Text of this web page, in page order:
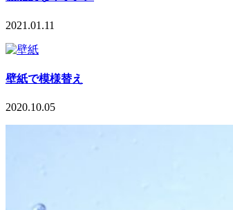
2021.01.11
壁紙で模様替え
2020.10.05